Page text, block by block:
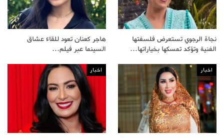
نجاة الرجوي تستعرض فلسفتها
الفنية وتؤكد تمسكها بخياراتها…
هاجر كعنان تعود للقاء عشاق
السينما عبر فيلم…
اخبار اخبار